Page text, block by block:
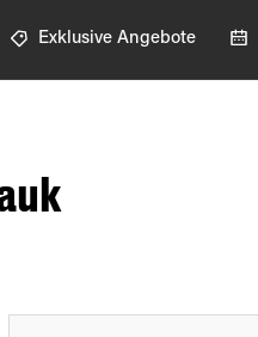
Exklusive Angebote